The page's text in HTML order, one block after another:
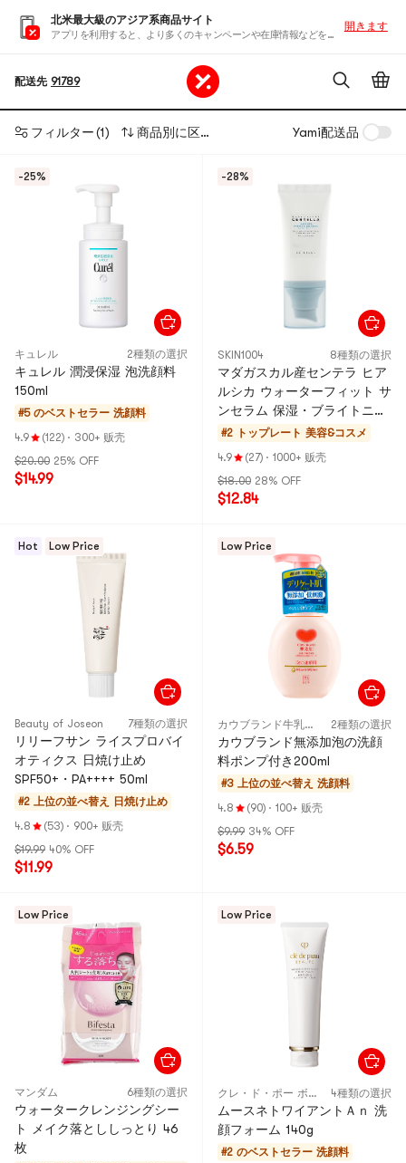
北米最大級のアジア系商品サイト
アプリを利用すると、より多くのキャンペーンや在庫情報などを入手できます
開きます
配送先 91789
フィルター(1) 商品別に区分する Yami配送品
-25%
キュレル 2種類の選択
キュレル 潤浸保湿 泡洗顔料
150ml
#5 のベストセラー 洗顔料
4.9
(122) · 300+ 贩壳
$20.00 25% OFF
$14.99
-28%
SKIN1004 8種類の選択
マダガスカル産センテラ ヒア
ルシカ ウォーターフィット サ
ンセラム 保湿・ブライトニン
グ 1.69液量オンス 乾燥肌・敏
#2 トップレート 美容&コスメ
4.9
(27) · 1000+ 贩壳
$18.00 28% OFF
$12.84
Hot Low Price
Beauty of Joseon 7種類の選択
リリーフサン ライスプロバイ
オティクス 日焼け止め
SPF50+・PA++++ 50ml
#2 上位の並べ替え
日焼け止め
4.8
(53) · 900+ 贩壳
$19.99 40% OFF
$11.99
Low Price
カウブランド牛乳石鹸 2種類の選択
カウブランド無添加泡の洗顔
料ポンプ付き200ml
#3 上位の並べ替え 洗顔料
4.8
(90) · 100+ 贩壳
$9.99 34% OFF
$6.59
Low Price
マンダム 6種類の選択
ウォータークレンジングシー
ト メイク落とししっとり 46
枚
Low Price
クレ・ド・ポー ボーテ 4種類の選択
ムースネトワイアントＡｎ 洗
顔フォーム 140g
#2 のベストセラー 洗顔料